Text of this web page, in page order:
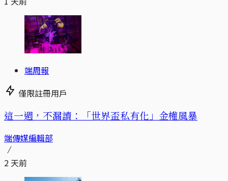
端周報
僅限註冊用戶
這一週，不漏讀：「世界盃私有化」金權風暴
端傳媒編輯部
2 天前